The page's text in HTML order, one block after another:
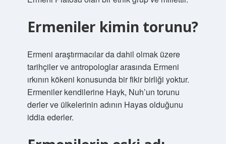
Ermeniler kimin torunu?
Ermeni araştırmacılar da dahil olmak üzere
tarihçiler ve antropologlar arasında Ermeni
ırkının kökeni konusunda bir fikir birliği yoktur.
Ermeniler kendilerine Hayk, Nuh’un torunu
derler ve ülkelerinin adının Hayas olduğunu
iddia ederler.